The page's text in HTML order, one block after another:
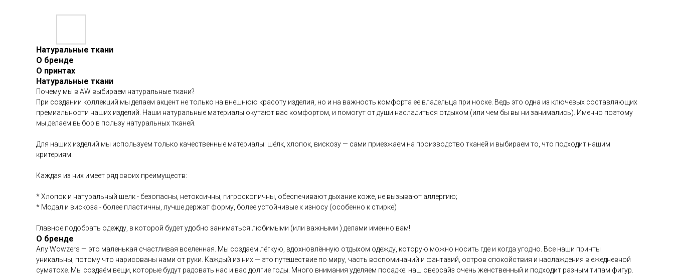
Натуральные ткани
О бренде
О принтах
Натуральные ткани
Почему мы в AW выбираем натуральные ткани?
При создании коллекций мы делаем акцент не только на внешнюю красоту изделия, но и на важность комфорта ее владельца при носке. Ведь это одна из ключевых составляющих
премиальности наших изделий. Наши натуральные материалы окутают вас комфортом, и помогут от души насладиться отдыхом (или чем бы вы ни занимались). Именно поэтому
мы делаем выбор в пользу натуральных тканей.
Для наших изделий мы используем только качественные материалы: шёлк, хлопок, вискозу — сами приезжаем на производство тканей и выбираем то, что подходит нашим
критериям.
Каждая из них имеет ряд своих преимуществ:
* Хлопок и натуральный шелк - безопасны, нетоксичны, гигроскопичны, обеспечивают дыхание коже, не вызывают аллергию;
* Модал и вискоза - более пластичны, лучше держат форму, более устойчивые к износу (особенно к стирке)
Главное подобрать одежду, в которой будет удобно заниматься любимыми (или важными ) делами именно вам!
О бренде
Any Wowzers — это маленькая счастливая вселенная. Мы создаем лёгкую, вдохновлённую отдыхом одежду, которую можно носить где и когда угодно. Все наши принты
уникальны, потому что нарисованы нами от руки. Каждый из них — это путешествие по миру, часть воспоминаний и фантазий, остров спокойствия и наслаждения в ежедневной
суматохе. Мы создаём вещи, которые будут радовать нас и вас долгие годы. Много внимания уделяем посадке: наш оверсайз очень женственный и подходит разным типам фигур.